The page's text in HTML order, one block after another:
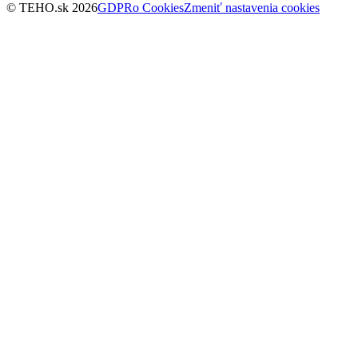
© TEHO.sk 2026GDPRo CookiesZmeniť nastavenia cookies